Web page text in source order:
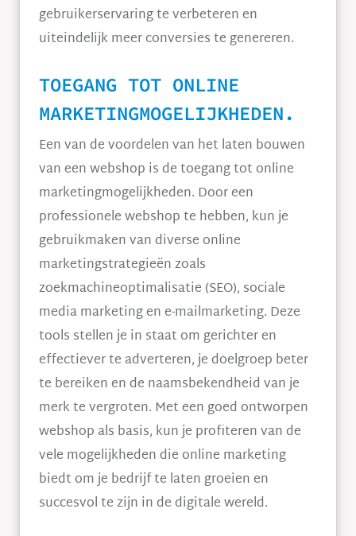
gebruikerservaring te verbeteren en
uiteindelijk meer conversies te genereren.
TOEGANG TOT ONLINE
MARKETINGMOGELIJKHEDEN.
Een van de voordelen van het laten bouwen
van een webshop is de toegang tot online
marketingmogelijkheden. Door een
professionele webshop te hebben, kun je
gebruikmaken van diverse online
marketingstrategieën zoals
zoekmachineoptimalisatie (SEO), sociale
media marketing en e-mailmarketing. Deze
tools stellen je in staat om gerichter en
effectiever te adverteren, je doelgroep beter
te bereiken en de naamsbekendheid van je
merk te vergroten. Met een goed ontworpen
webshop als basis, kun je profiteren van de
vele mogelijkheden die online marketing
biedt om je bedrijf te laten groeien en
succesvol te zijn in de digitale wereld.